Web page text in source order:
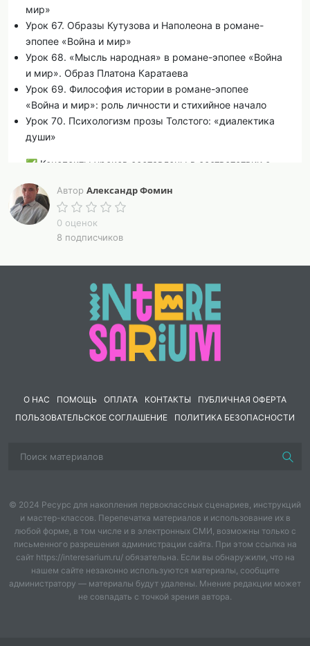
мир»
Урок 67. Образы Кутузова и Наполеона в романе-
эпопее «Война и мир»
Урок 68. «Мысль народная» в романе-эпопее «Война
и мир». Образ Платона Каратаева
Урок 69. Философия истории в романе-эпопее
«Война и мир»: роль личности и стихийное начало
Урок 70. Психологизм прозы Толстого: «диалектика
души»
✅ Конспекты уроков составлены в соответствии с
литературе для 10 класса (базовый уровень) (2025
год).
Конспекты содержат:
цели и задачи
планируемые результаты
формируемые универсальные учебные действия
программу воспитательной работы в рамках темы
подробный сценарий с описанием деятельности
учителя и учащихся
учащихся
Автор Александр Фомин
0 оценок
8 подписчиков
О НАС ПОМОЩЬ ОПЛАТА КОНТАКТЫ
ПУБЛИЧНАЯ ОФЕРТА
ПОЛЬЗОВАТЕЛЬСКОЕ СОГЛАШЕНИЕ
ПОЛИТИКА БЕЗОПАСНОСТИ
© 2024 Ресурс для накопления первоклассных сценариев, инструкций
и мастер-классов. Перепечатка материалов и использование их в
любой форме, в том числе и в электронных СМИ, возможны только с
письменного разрешения администрации сайта. При этом ссылка на
сайт https://interesarium.ru/ обязательна. Если вы обнаружили, что на
нашем сайте незаконно используются материалы, сообщите
администратору — материалы будут удалены. Мнение редакции может
не совпадать с точкой зрения автора.